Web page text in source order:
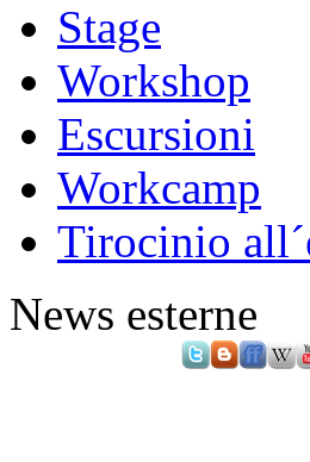
Stage
Workshop
Escursioni
Workcamp
Tirocinio
News esterne